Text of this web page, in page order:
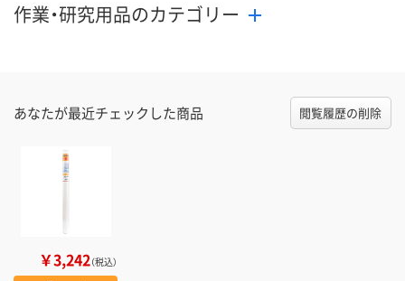
作業・研究用品のカテゴリー
あなたが最近チェックした商品 閲覧履歴の削除
￥3,242（税込）